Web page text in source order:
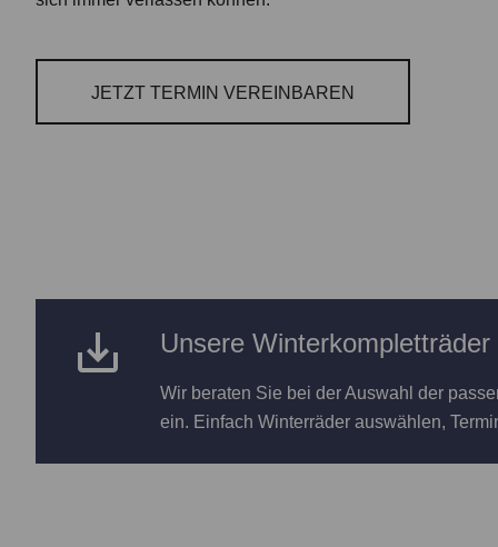
JETZT TERMIN VEREINBAREN
Unsere Winterkompletträder
Wir beraten Sie bei der Auswahl der
ein. Einfach Winterräder auswählen,